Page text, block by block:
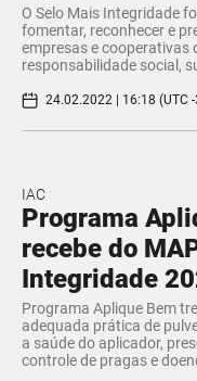
O Selo Mais Integridade
fomentar, reconhecer e
empresas e cooperativas
responsabilidade social,
24.02.2022 | 16:18 (UTC
IAC
Programa
recebe do
Integridade
Programa Aplique Bem
adequada prática de
a saúde do aplicador,
controle de pragas e